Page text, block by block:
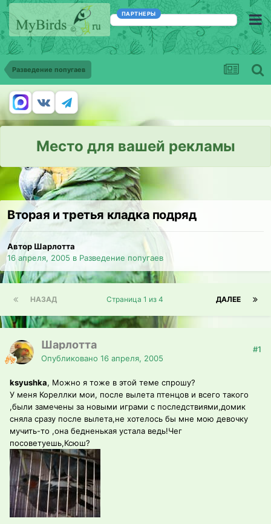
ПАРТНЕРЫ
Разведение попугаев
Место для вашей рекламы
Вторая и третья кладка подряд
Автор Шарлотта
16 апреля, 2005 в Разведение попугаев
НАЗАД ДАЛЕЕ
Страница 1 из 4
Шарлотта
Опубликовано 16 апреля, 2005
#1
ksyushka, Можно я тоже в этой теме спрошу?
У меня Кореллки мои, после вылета птенцов и всего такого
,были замечены за новыми играми с последствиями,домик
сняла сразу после вылета,не хотелось бы мне мою девочку
мучить-то ,она бедненькая устала ведь!Чег
посоветуешь,Ксюш?